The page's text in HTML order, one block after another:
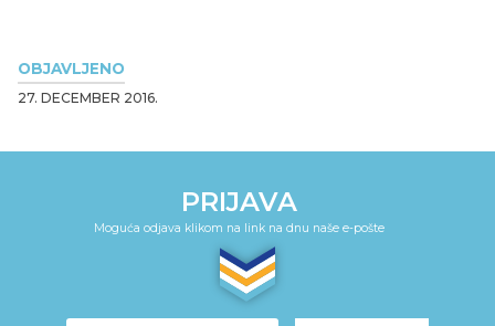
OBJAVLJENO
27. DECEMBER 2016.
PRIJAVA
Moguća odjava klikom na link na dnu naše e-pošte